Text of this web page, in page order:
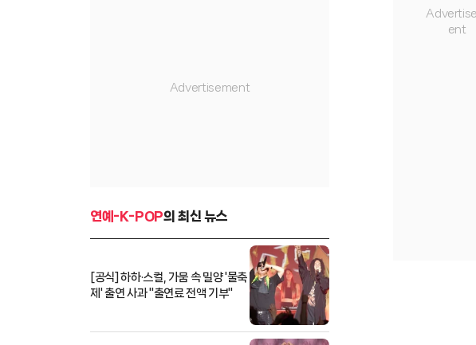
연예-K-POP의 최신 뉴스
[공식] 하하·스컬, 가뭄 속 밀양 '물축
제' 출연 사과 "출연료 전액 기부"